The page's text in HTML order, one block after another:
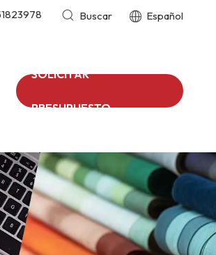
Buscar Español
SOLICITAR
PRESUPUESTO